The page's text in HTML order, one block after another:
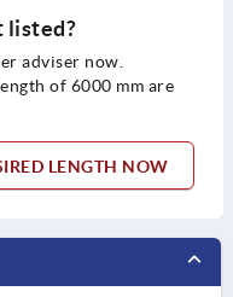
listed?
adviser now.
of 6000 mm are
LENGTH NOW